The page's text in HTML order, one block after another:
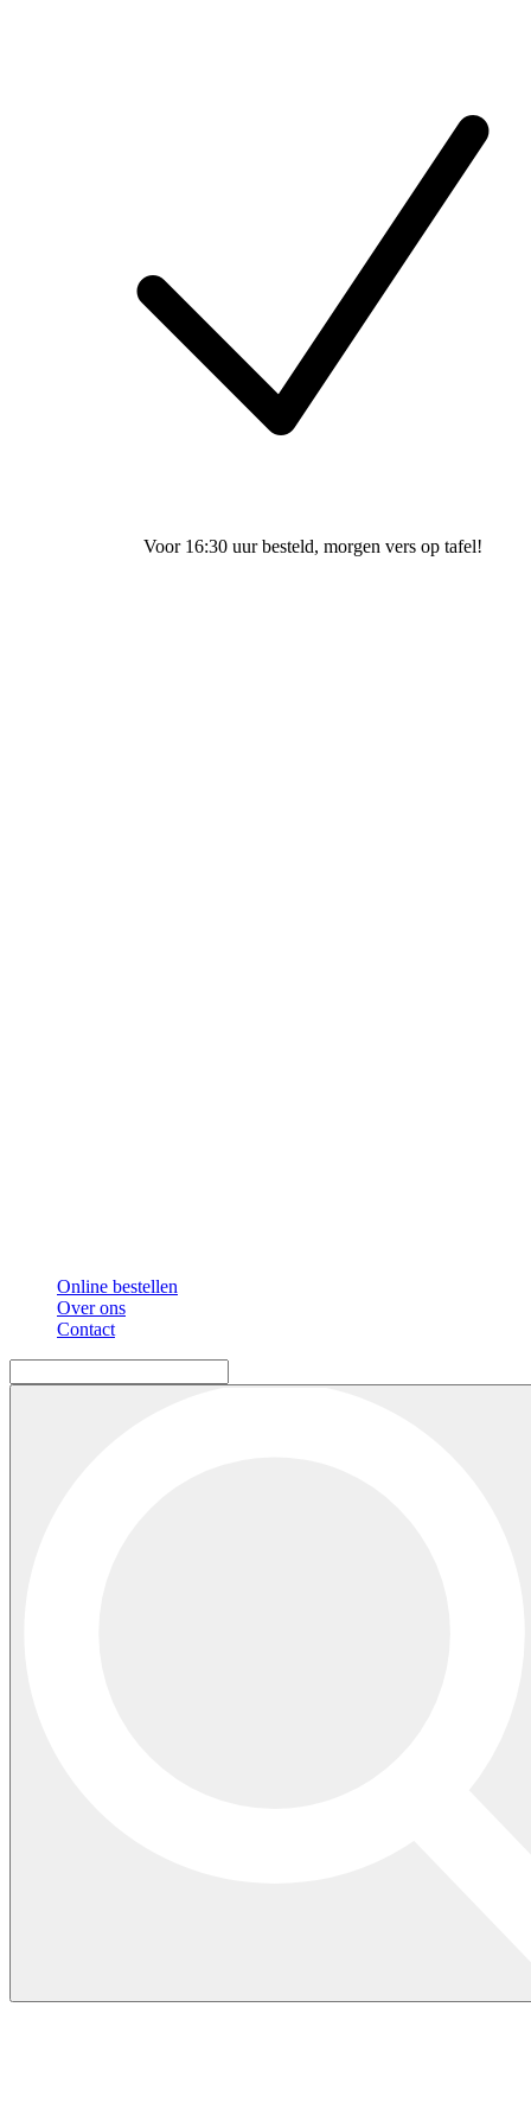
Voor 16:30 uur besteld, morgen vers op tafel!
Online bestellen
Over ons
Contact